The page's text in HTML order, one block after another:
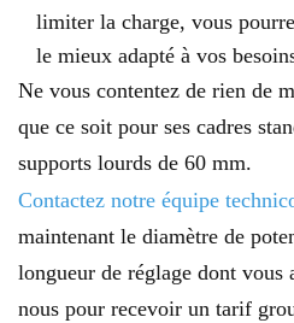
limiter la charge, vous
le mieux adapté à vos
Ne vous contentez de rien de
que ce soit pour ses cadres
supports lourds de 60 mm.
Contactez notre équipe
maintenant le diamètre de
longueur de réglage dont vous
nous pour recevoir un tarif